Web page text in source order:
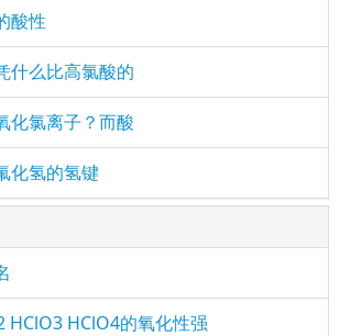
酸性
什么比高氯酸的
化氯离子？而酸
化氢的氢键
HClO3 HClO4的氧化性强